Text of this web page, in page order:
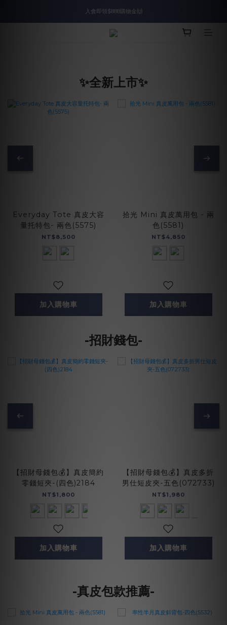
入會即領$888購物金🙌
入會即領$888購物金🙌
送爸好禮🎁$1588起
入會即領$888購物金🙌
✨全新上市✨
Everyday Tote 真皮大容
量托特包- 兩色(5575)
NT$8,500
加入購物車
拾光 Mini 真皮萬用包 - 兩
色(5581)
NT$4,850
加入購物車
-招財錢包-
【招財母錢包💰】真皮簡約
零錢短夾-(四色)2184
NT$1,800
加入購物車
【招財母錢包💰】真皮多折
男仕短皮夾-五色(072733)
NT$1,980
加入購物車
-真皮包款推薦-